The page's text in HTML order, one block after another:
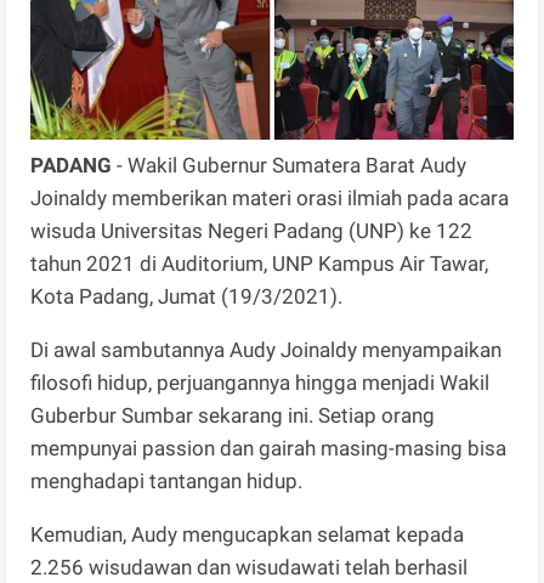
PADANG - Wakil Gubernur Sumatera Barat Audy
Joinaldy memberikan materi orasi ilmiah pada acara
wisuda Universitas Negeri Padang (UNP) ke 122
tahun 2021 di Auditorium, UNP Kampus Air Tawar,
Kota Padang, Jumat (19/3/2021).
Di awal sambutannya Audy Joinaldy menyampaikan
filosofi hidup, perjuangannya hingga menjadi Wakil
Guberbur Sumbar sekarang ini. Setiap orang
mempunyai passion dan gairah masing-masing bisa
menghadapi tantangan hidup.
Kemudian, Audy mengucapkan selamat kepada
2.256 wisudawan dan wisudawati telah berhasil